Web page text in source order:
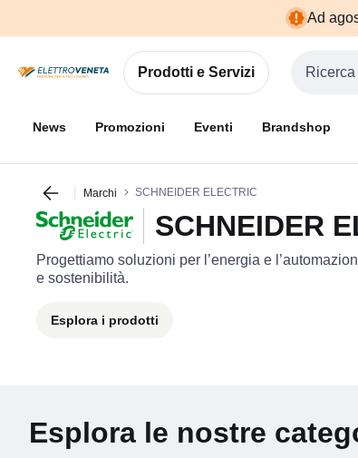
Ad
Prodotti e Servizi
Cerca input
News Promozioni Eventi Brandshop
Marchi SCHNEIDER ELECTRIC
SCHNEIDER
Progettiamo soluzioni per l’energia e
e sostenibilità.
Esplora i prodotti
Esplora le nostre